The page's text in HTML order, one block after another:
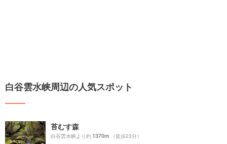
白谷雲水峡周辺の人気スポット
苔むす森
白谷雲水峡より約1370m （徒歩23分）